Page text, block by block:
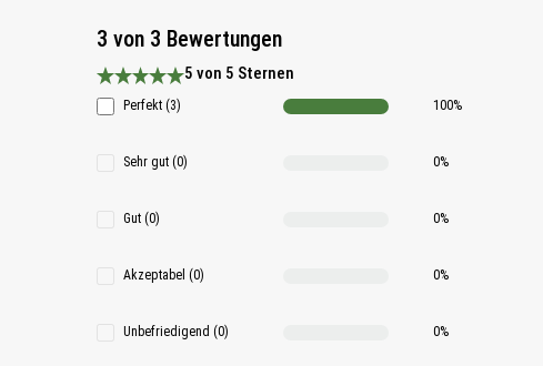
3 von 3 Bewertungen
Durchschnittliche Bewertung 5 von 5 Sternen
5 von 5 Sternen
Perfekt (3) 100%
Sehr gut (0) 0%
Gut (0) 0%
Akzeptabel (0) 0%
Unbefriedigend (0) 0%